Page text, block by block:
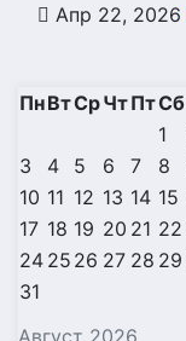
Апр 22, 2026
Август 2026
ПнВтСрЧтПтСб
1
3
4 5 6 7 8
10 11 12 13 14 15
17 18 19 20 21 22
24 25 26 27 28 29
31